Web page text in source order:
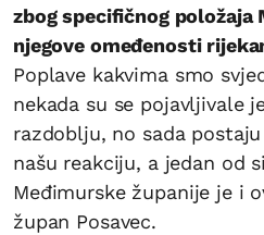
zbog specifičnog položaja
njegove omeđenosti
Poplave kakvima smo
nekada su se pojavljivale
razdoblju, no sada
našu reakciju, a jedan od
Međimurske županije je i
župan Posavec.